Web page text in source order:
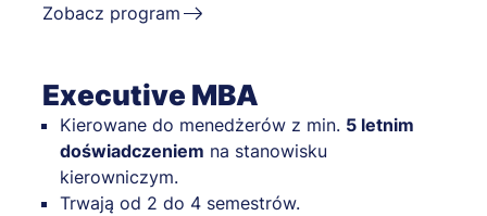
Zobacz program
Executive MBA
Kierowane do menedżerów z min. 5 letnim
doświadczeniem na stanowisku
kierowniczym.
Trwają od 2 do 4 semestrów.